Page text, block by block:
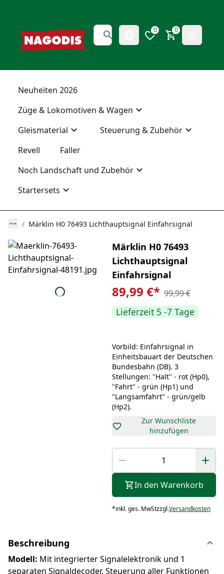
0 0
Neuheiten 2026
Züge & Lokomotiven & Wagen
Gleismaterial
Steuerung & Zubehör
Revell
Faller
Noch Landschaft und Zubehör
Startersets
Märklin H0 76493 Lichthauptsignal Einfahrsignal
Märklin H0 76493
Lichthauptsignal
Einfahrsignal
89,99 €* 99,99 €
Lieferzeit 5 -7 Tage
Vorbild: Einfahrsignal in
Einheitsbauart der Deutschen
Bundesbahn (DB). 3
Stellungen: "Halt" - rot (Hp0),
"Fahrt" - grün (Hp1) und
"Langsamfahrt" - grün/gelb
Zur Wunschliste
hinzufügen
In den Warenkorb
*inkl. ges. MwStzzgl.Versandkosten
Beschreibung
Modell: Mit integrierter Signalelektronik und 1
separaten Signaldecoder. Steuerung aller Funktionen